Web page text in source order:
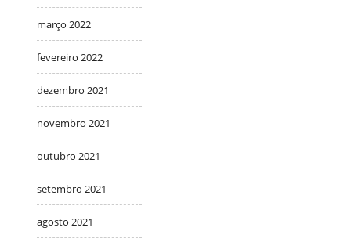
março 2022
fevereiro 2022
dezembro 2021
novembro 2021
outubro 2021
setembro 2021
agosto 2021